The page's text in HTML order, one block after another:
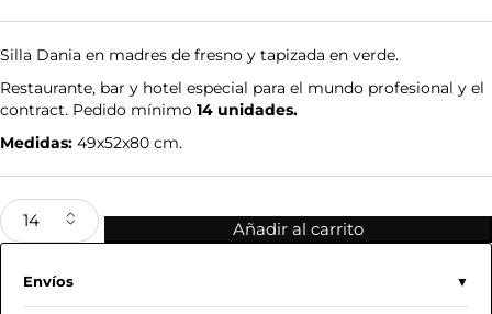
Silla Dania en madres de fresno y tapizada en verde.
Restaurante, bar y hotel especial para el mundo profesional y el
contract. Pedido mínimo 14 unidades.
Medidas: 49x52x80 cm.
Añadir al carrito
Envíos